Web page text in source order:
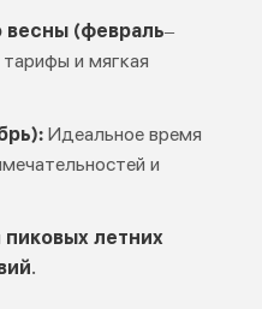
(февраль–
и мягкая
Идеальное время
и
пиковых летних
.